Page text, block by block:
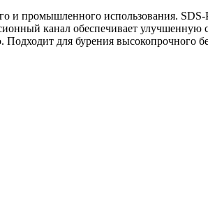
и промышленного использования.
канал обеспечивает улучшенную
Подходит для бурения